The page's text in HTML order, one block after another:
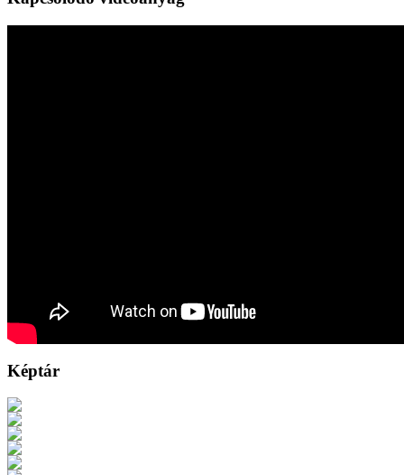
Képtár